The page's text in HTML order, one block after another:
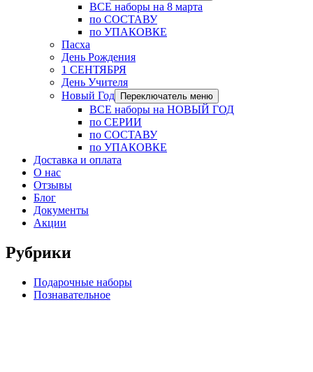
ВСЕ наборы на 8 марта
по СОСТАВУ
по УПАКОВКЕ
Пасха
День Рождения
1 СЕНТЯБРЯ
День Учителя
Новый Год
Переключатель меню
ВСЕ наборы на НОВЫЙ ГОД
по СЕРИИ
по СОСТАВУ
по УПАКОВКЕ
Доставка и оплата
О нас
Отзывы
Блог
Документы
Акции
Рубрики
Подарочные наборы
Познавательное